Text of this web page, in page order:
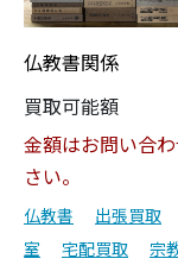
仏教書関係
買取可能額
金額はお問い合
さい。
仏教書 出張買取
室
宅配買取 宗